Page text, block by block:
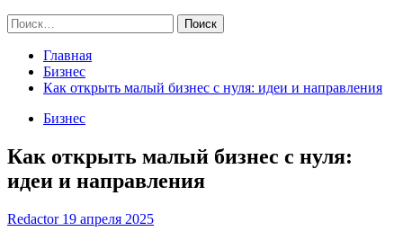
Найти:
Главная
Бизнес
Как открыть малый бизнес с нуля: идеи и направления
Бизнес
Как открыть малый бизнес с нуля:
идеи и направления
Redactor 19 апреля 2025